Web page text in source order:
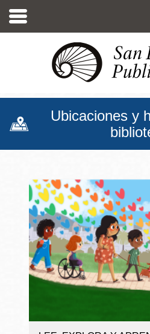
contenido
Ubicaciones y
Biblioteca